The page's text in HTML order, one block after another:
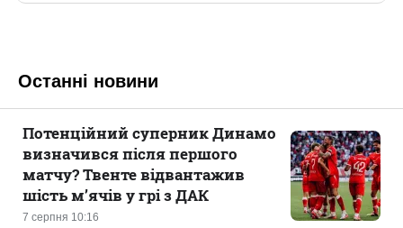
Останні новини
7 серпня 10:16
Потенційний суперник Динамо
визначився після першого
матчу? Твенте відвантажив
шість м’ячів у грі з ДАК